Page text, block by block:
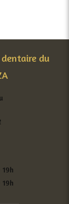
du
19h
19h